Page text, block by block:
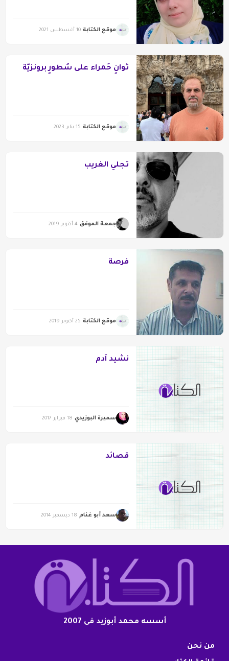
موقع الكتابة 10 أغسطس 2021
ثوانٍ حَمراء على سُطورٍ برونزيّة
موقع الكتابة 15 يناير 2023
تجلي الغريب
جمعة الموفق 4 أكتوبر 2019
فُرصة
موقع الكتابة 25 أكتوبر 2019
نشيد آدم
سميرة البوزيدي 18 فبراير 2017
قصائد
سعد أبو غنام 18 ديسمبر 2014
أسسه محمد أبوزيد فى 2007
من نحن